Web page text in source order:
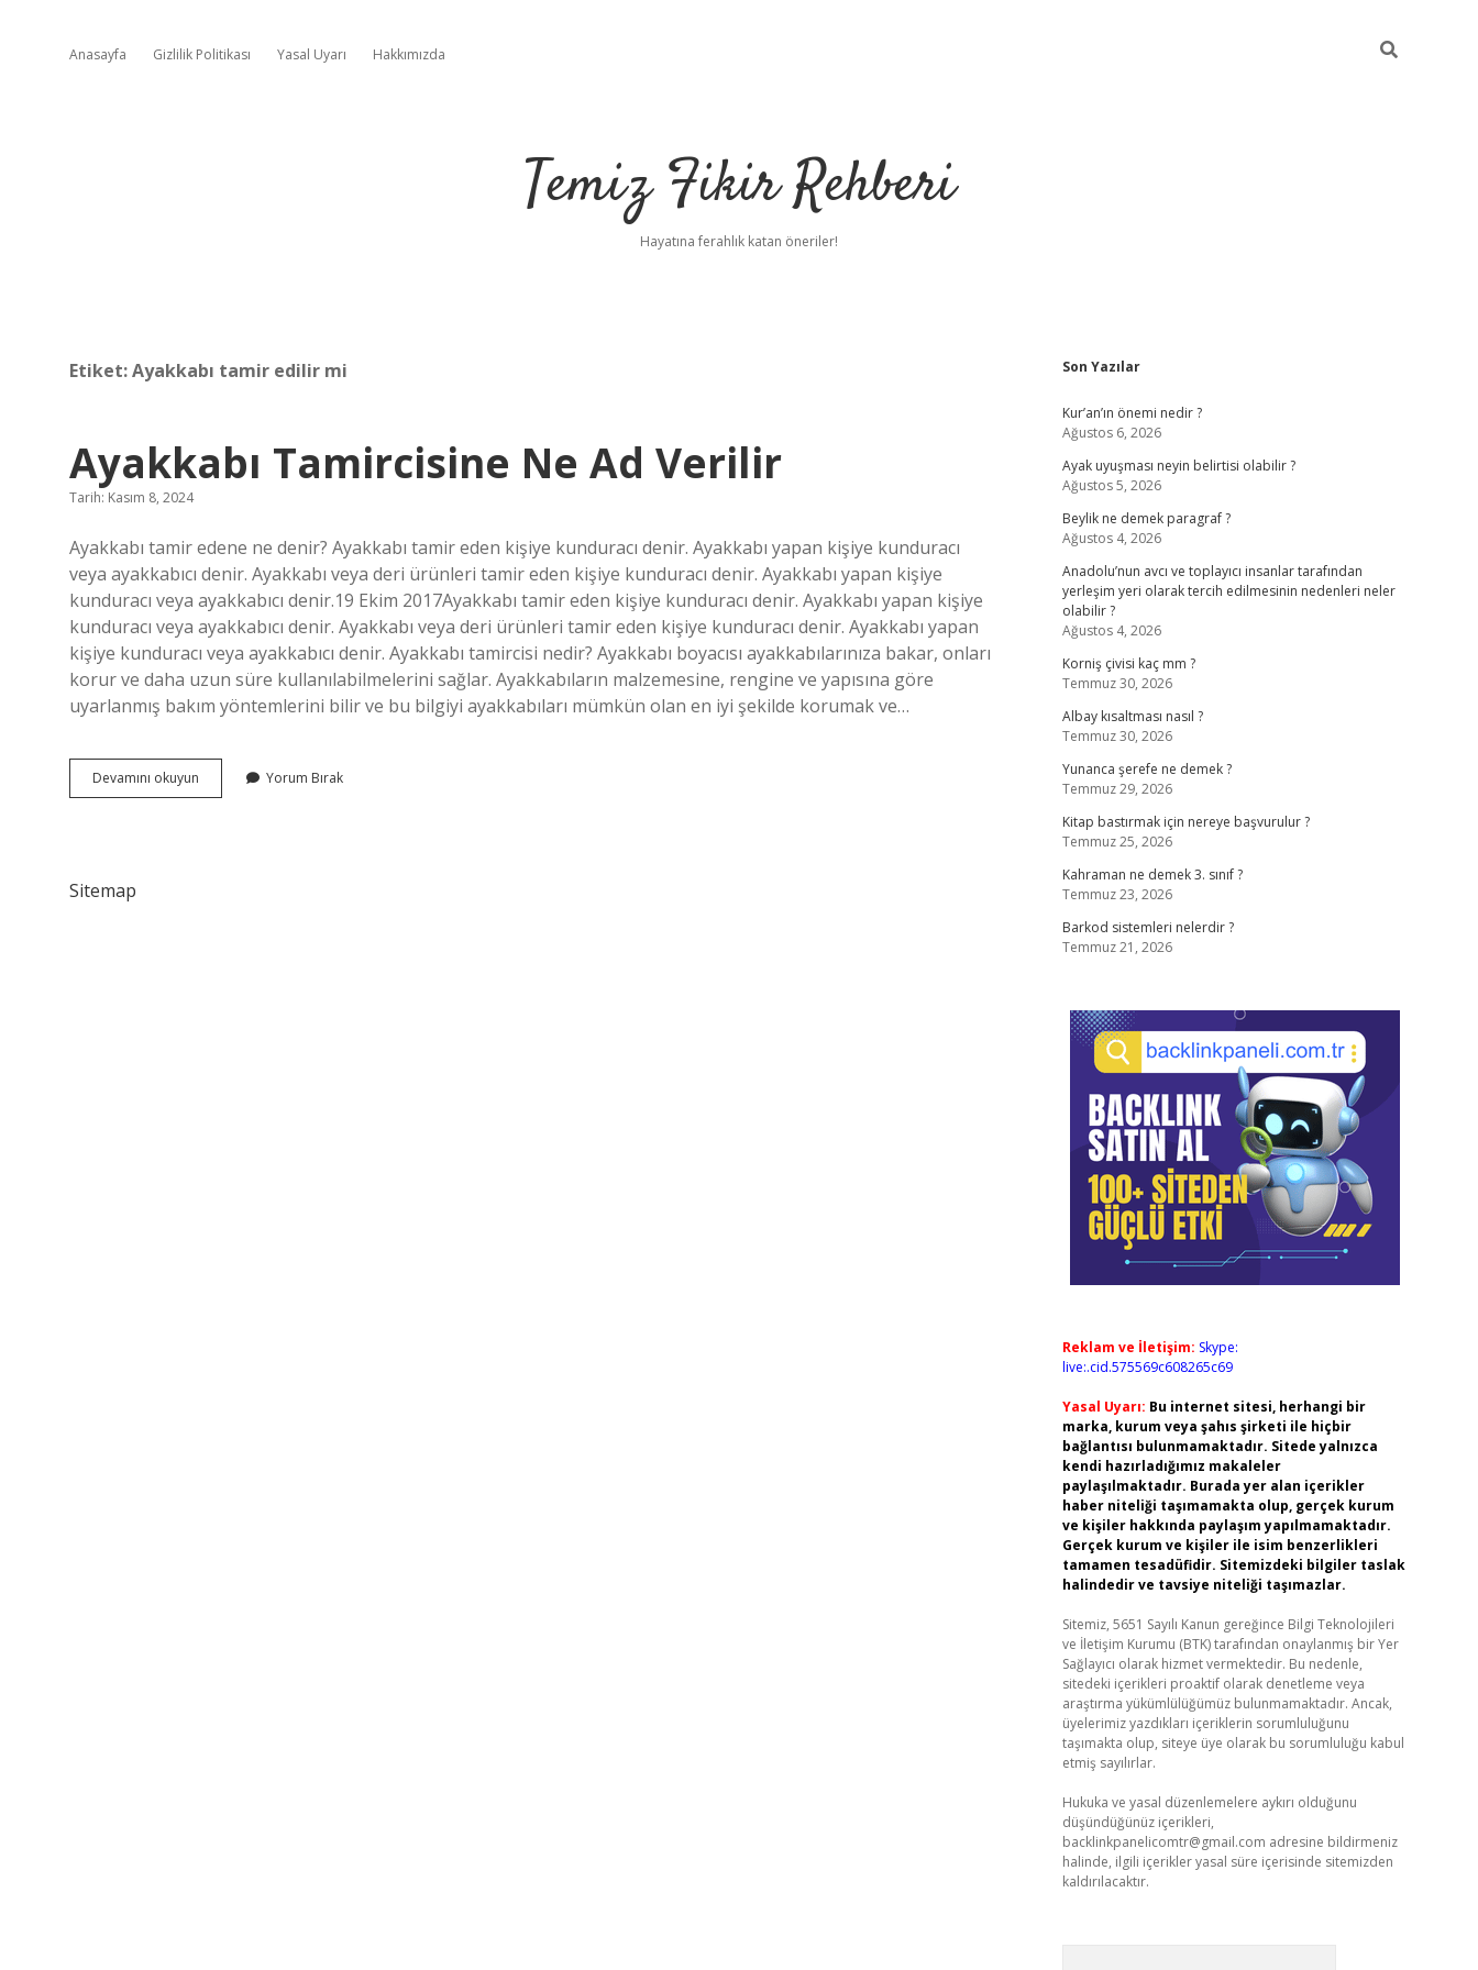
Anasayfa Gizlilik Politikası Yasal Uyarı Hakkımızda
Temiz Fikir Rehberi
Hayatına ferahlık katan öneriler!
Etiket:Ayakkabı tamir edilir mi
Ayakkabı Tamircisine Ne Ad Verilir
Tarih: Kasım 8, 2024
Ayakkabı tamir edene ne denir? Ayakkabı tamir eden kişiye kunduracı denir. Ayakkabı yapan kişiye kunduracı
veya ayakkabıcı denir. Ayakkabı veya deri ürünleri tamir eden kişiye kunduracı denir. Ayakkabı yapan kişiye
kunduracı veya ayakkabıcı denir.19 Ekim 2017Ayakkabı tamir eden kişiye kunduracı denir. Ayakkabı yapan kişiye
kunduracı veya ayakkabıcı denir. Ayakkabı veya deri ürünleri tamir eden kişiye kunduracı denir. Ayakkabı yapan
kişiye kunduracı veya ayakkabıcı denir. Ayakkabı tamircisi nedir? Ayakkabı boyacısı ayakkabılarınıza bakar, onları
korur ve daha uzun süre kullanılabilmelerini sağlar. Ayakkabıların malzemesine, rengine ve yapısına göre
uyarlanmış bakım yöntemlerini bilir ve bu bilgiyi ayakkabıları mümkün olan en iyi şekilde korumak ve…
Devamını okuyun Ayakkabı
Tamircisine
Yorum Bırak
Sitemap
Sidebar
Son Yazılar
Kur’an’ın önemi nedir ?
Ağustos 6, 2026
Ayak uyuşması neyin belirtisi olabilir ?
Ağustos 5, 2026
Beylik ne demek paragraf ?
Ağustos 4, 2026
Anadolu’nun avcı ve toplayıcı insanlar tarafından
yerleşim yeri olarak tercih edilmesinin nedenleri neler
olabilir ?
Ağustos 4, 2026
Korniş çivisi kaç mm ?
Temmuz 30, 2026
Albay kısaltması nasıl ?
Temmuz 30, 2026
Yunanca şerefe ne demek ?
Temmuz 29, 2026
Kitap bastırmak için nereye başvurulur ?
Temmuz 25, 2026
Kahraman ne demek 3. sınıf ?
Temmuz 23, 2026
Barkod sistemleri nelerdir ?
Temmuz 21, 2026
Reklam ve İletişim: Skype:
live:.cid.575569c608265c69
Yasal Uyarı: Bu internet sitesi, herhangi bir
marka, kurum veya şahıs şirketi ile hiçbir
bağlantısı bulunmamaktadır. Sitede yalnızca
kendi hazırladığımız makaleler
paylaşılmaktadır. Burada yer alan içerikler
haber niteliği taşımamakta olup, gerçek kurum
ve kişiler hakkında paylaşım yapılmamaktadır.
Gerçek kurum ve kişiler ile isim benzerlikleri
tamamen tesadüfidir. Sitemizdeki bilgiler taslak
halindedir ve tavsiye niteliği taşımazlar.
Sitemiz, 5651 Sayılı Kanun gereğince Bilgi Teknolojileri
ve İletişim Kurumu (BTK) tarafından onaylanmış bir Yer
Sağlayıcı olarak hizmet vermektedir. Bu nedenle,
sitedeki içerikleri proaktif olarak denetleme veya
araştırma yükümlülüğümüz bulunmamaktadır. Ancak,
üyelerimiz yazdıkları içeriklerin sorumluluğunu
taşımakta olup, siteye üye olarak bu sorumluluğu kabul
etmiş sayılırlar.
Hukuka ve yasal düzenlemelere aykırı olduğunu
düşündüğünüz içerikleri,
backlinkpanelicomtr@gmail.com adresine bildirmeniz
halinde, ilgili içerikler yasal süre içerisinde sitemizden
kaldırılacaktır.